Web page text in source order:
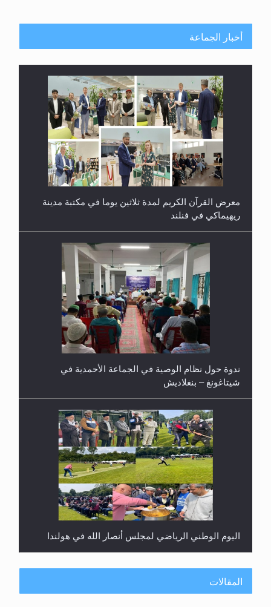
أخبار الجماعة
معرض القرآن الكريم لمدة ثلاثين يوما في مكتبة مدينة
ريهيماكي في فنلند
ندوة حول نظام الوصية في الجماعة الأحمدية في
شيتاغونغ – بنغلاديش
اليوم الوطني الرياضي لمجلس أنصار الله في هولندا
المقالات